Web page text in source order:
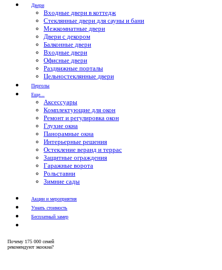
Двери
Входные двери в коттедж
Стеклянные двери для сауны и бани
Межкомнатные двери
Двери с декором
Балконные двери
Входные двери
Офисные двери
Раздвижные порталы
Цельностеклянные двери
Перголы
Еще...
Аксессуары
Комплектующие для окон
Ремонт и регулировка окон
Глухие окна
Панорамные окна
Интерьерные решения
Остекление веранд и террас
Защитные ограждения
Гаражные ворота
Рольставни
Зимние сады
Акции и мероприятия
Узнать стоимость
Бесплатный замер
Почему 175 000 семей
рекомендуют экоокна?